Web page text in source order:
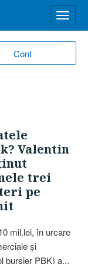
Cont
meniu
Valentin
trei
pe
mil.lei, în urcare
şi
bursier PBK) a...